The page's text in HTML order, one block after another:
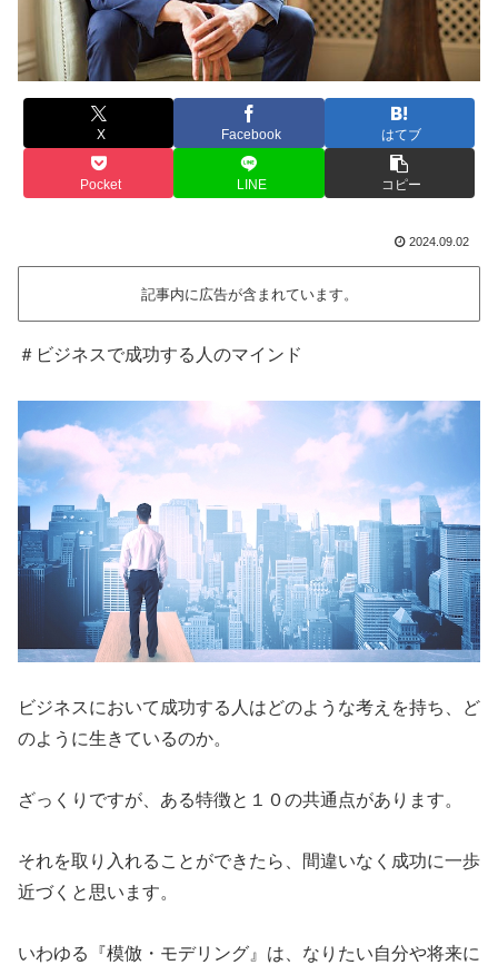
X Facebook はてブ
Pocket LINE コピー
2024.09.02
記事内に広告が含まれています。
＃ビジネスで成功する人のマインド
ビジネスにおいて成功する人はどのような考えを持ち、ど
のように生きているのか。
ざっくりですが、ある特徴と１０の共通点があります。
それを取り入れることができたら、間違いなく成功に一歩
近づくと思います。
いわゆる『模倣・モデリング』は、なりたい自分や将来に